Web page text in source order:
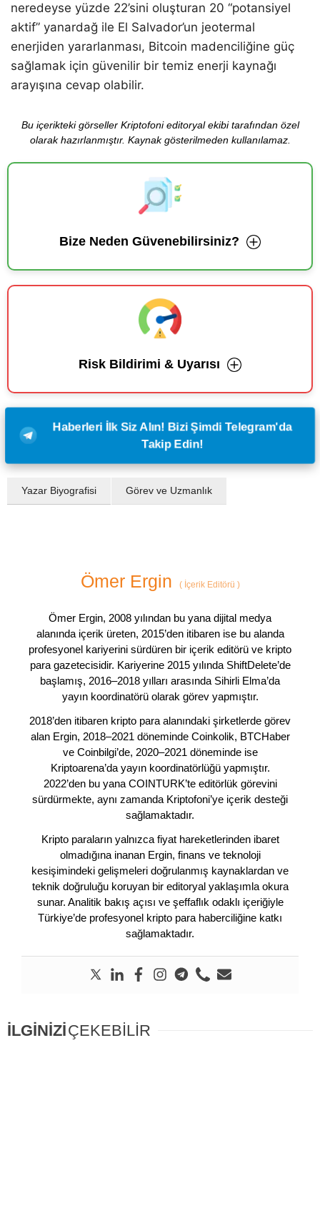
neredeyse yüzde 22’sini oluşturan 20 “potansiyel
aktif” yanardağ ile El Salvador’un jeotermal
enerjiden yararlanması, Bitcoin madenciliğine güç
sağlamak için güvenilir bir temiz enerji kaynağı
arayışına cevap olabilir.
Bu içerikteki görseller Kriptofoni editoryal ekibi tarafından özel
olarak hazırlanmıştır. Kaynak gösterilmeden kullanılamaz.
Bize Neden Güvenebilirsiniz?
Risk Bildirimi & Uyarısı
Haberleri İlk Siz Alın! Bizi Şimdi Telegram'da
Takip Edin!
Yazar Biyografisi Görev ve Uzmanlık
Ömer Ergin (İçerik Editörü )
Ömer Ergin, 2008 yılından bu yana dijital medya
alanında içerik üreten, 2015’den itibaren ise bu alanda
profesyonel kariyerini sürdüren bir içerik editörü ve kripto
para gazetecisidir. Kariyerine 2015 yılında ShiftDelete’de
başlamış, 2016–2018 yılları arasında Sihirli Elma’da
yayın koordinatörü olarak görev yapmıştır.
2018’den itibaren kripto para alanındaki şirketlerde görev
alan Ergin, 2018–2021 döneminde Coinkolik, BTCHaber
ve Coinbilgi’de, 2020–2021 döneminde ise
Kriptoarena’da yayın koordinatörlüğü yapmıştır.
2022’den bu yana COINTURK’te editörlük görevini
sürdürmekte, aynı zamanda Kriptofoni’ye içerik desteği
sağlamaktadır.
Kripto paraların yalnızca fiyat hareketlerinden ibaret
olmadığına inanan Ergin, finans ve teknoloji
kesişimindeki gelişmeleri doğrulanmış kaynaklardan ve
teknik doğruluğu koruyan bir editoryal yaklaşımla okura
sunar. Analitik bakış açısı ve şeffaflık odaklı içeriğiyle
Türkiye’de profesyonel kripto para haberciliğine katkı
sağlamaktadır.
İLGİNİZİÇEKEBİLİR